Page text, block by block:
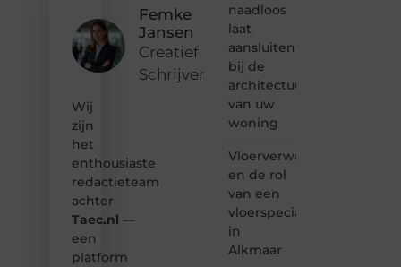
Femke
Jansen
Creatief
Schrijver
Wij
zijn
het
enthousiaste
redactieteam
achter
Taec.nl —
een
platform
naadloos
laat
aansluiten
bij de
architectuur
van uw
woning
Vloerverwarming
en de rol
van een
vloerspecialist
in
Alkmaar